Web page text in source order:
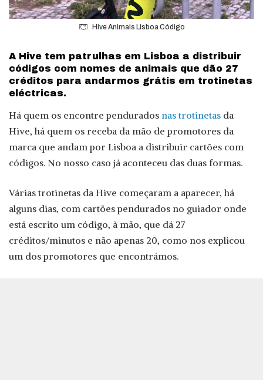
Hive Animais Lisboa Código
A Hive tem patrulhas em Lisboa a distribuir
códigos com nomes de animais que dão 27
créditos para andarmos grátis em trotinetas
eléctricas.
Há quem os encontre pendurados nas trotinetas da
Hive, há quem os receba da mão de promotores da
marca que andam por Lisboa a distribuir cartões com
códigos. No nosso caso já aconteceu das duas formas.
Várias trotinetas da Hive começaram a aparecer, há
alguns dias, com cartões pendurados no guiador onde
está escrito um código, à mão, que dá 27
créditos/minutos e não apenas 20, como nos explicou
um dos promotores que encontrámos.